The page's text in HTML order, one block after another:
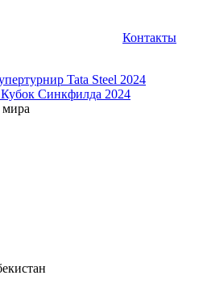
Контакты
Tata Steel 2024
Кубок Синкфилда 2024